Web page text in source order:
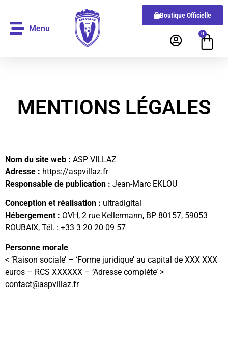
Menu
Boutique Officielle
0
MENTIONS LÉGALES
Nom du site web : ASP VILLAZ
Adresse : https://aspvillaz.fr
Responsable de publication : Jean-Marc EKLOU
Conception et réalisation : ultradigital
Hébergement : OVH, 2 rue Kellermann, BP 80157, 59053
ROUBAIX, Tél. : +33 3 20 20 09 57
Personne morale
< ‘Raison sociale’ – ‘Forme juridique’ au capital de XXX XXX
euros – RCS XXXXXX – ‘Adresse complète’ >
contact@aspvillaz.fr